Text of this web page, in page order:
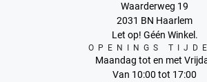
Waarderweg 19
2031 BN Haarlem
Let op! Géén Winkel.
OPENINGS
Maandag tot en met
Van 10:00 tot 17:00